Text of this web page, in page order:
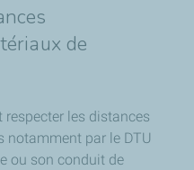
de
respecter les distances
notamment par le DTU
ou son conduit de